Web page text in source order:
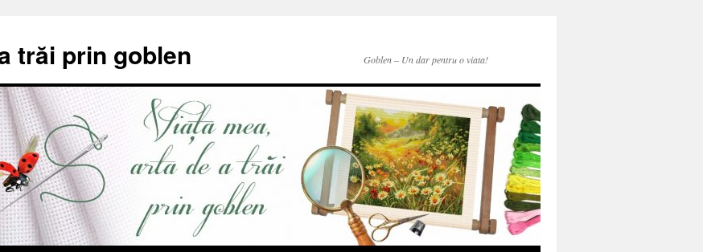
trăi prin goblen Goblen – Un dar pentru o viata!